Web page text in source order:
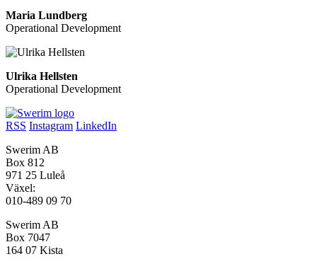
Maria Lundberg
Operational Development
Ulrika Hellsten
Operational Development
RSS Instagram LinkedIn
Swerim AB
Box 812
971 25 Luleå
Växel:
010-489 09 70
Swerim AB
Box 7047
164 07 Kista